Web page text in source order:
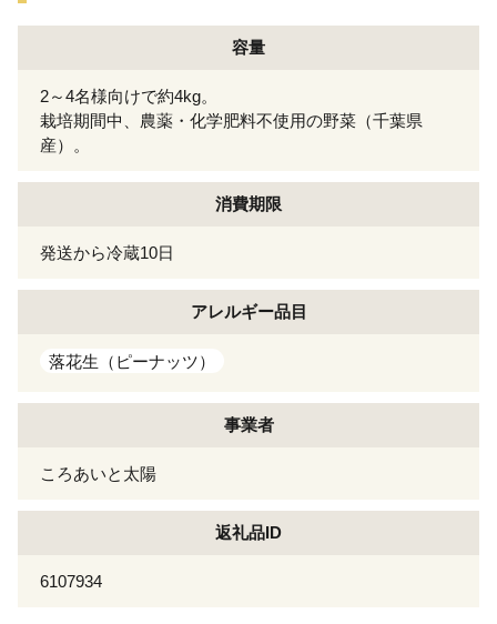
容量
2～4名様向けで約4kg。
栽培期間中、農薬・化学肥料不使用の野菜（千葉県
産）。
消費期限
発送から冷蔵10日
アレルギー品目
落花生（ピーナッツ）
事業者
ころあいと太陽
返礼品ID
6107934